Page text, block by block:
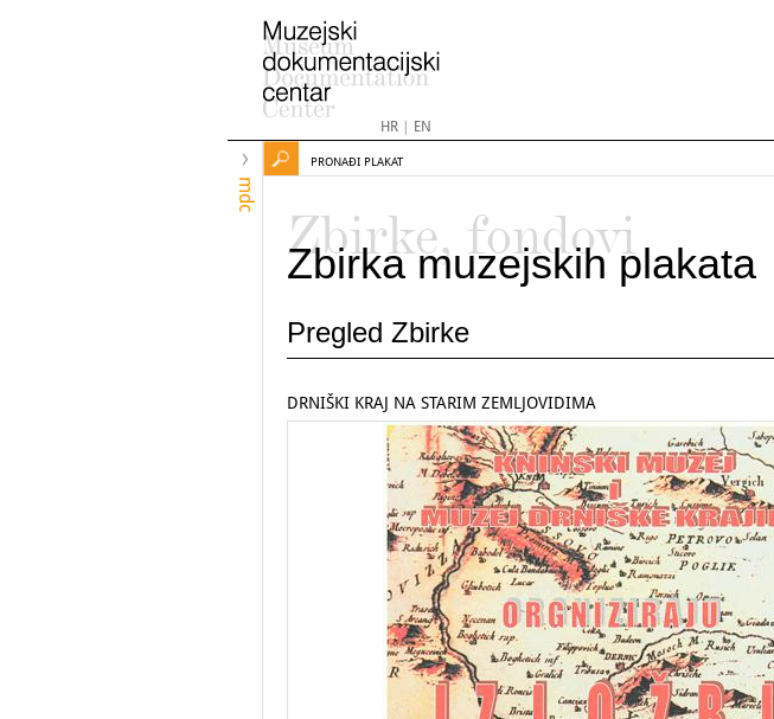
HR| EN
mdc
PRONAĐI PLAKAT
Zbirke, fondovi
Zbirka muzejskih plakata
Pregled Zbirke
DRNIŠKI KRAJ NA STARIM ZEMLJOVIDIMA